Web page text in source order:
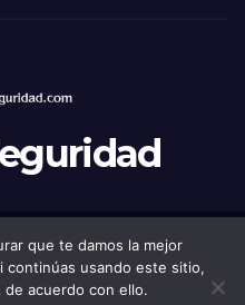
Tema: Newsup deThemeansar
que te damos la mejor
continúas usando este sitio,
acuerdo con ello.